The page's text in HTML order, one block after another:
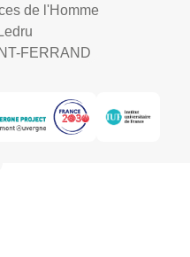
de l'Homme
FERRAND